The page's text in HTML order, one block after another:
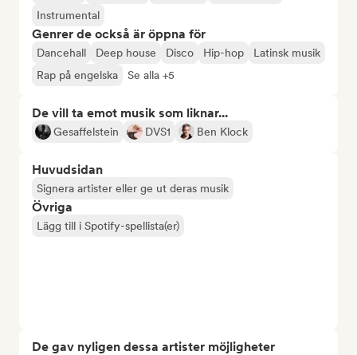
Instrumental
Genrer de också är öppna för
Dancehall Deep house Disco Hip-hop
Latinsk musik
Rap på engelska
Se alla +5
De vill ta emot musik som liknar...
Gesaffelstein DVS1 Ben Klock
Huvudsidan
Signera artister eller ge ut deras musik
Övriga
Lägg till i Spotify-spellista(er)
De gav nyligen dessa artister möjligheter